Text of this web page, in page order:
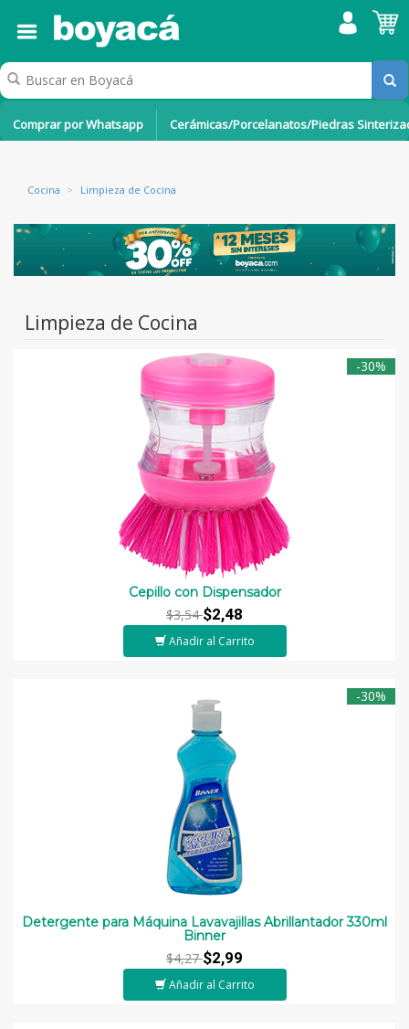
Comprar por Whatsapp Cerámicas/Porcelanatos/Piedras
Cocina > Limpieza de Cocina
Limpieza de Cocina
-30%
Cepillo con Dispensador
$3,54$2,48
Añadir al Carrito
-30%
Detergente para Máquina Lavavajillas Abrillantador 330ml
Binner
$4,27$2,99
Añadir al Carrito